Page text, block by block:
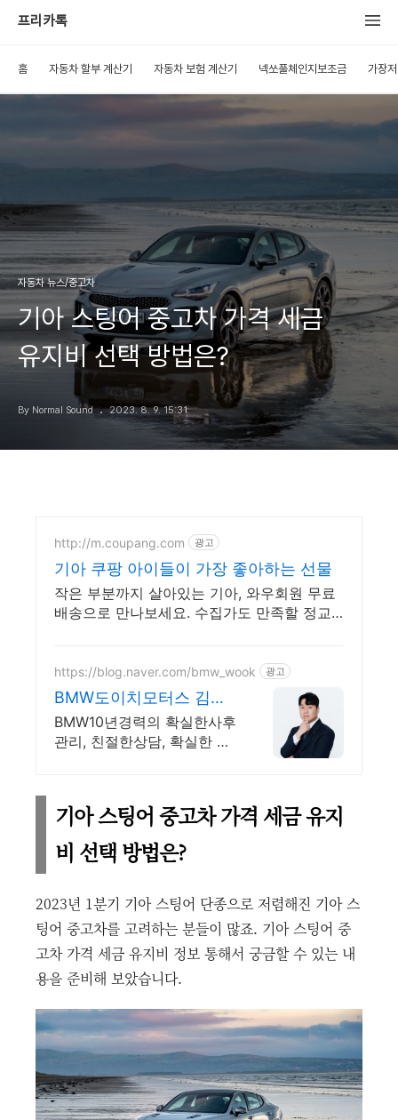
프리카톡
홈 자동차 할부 계산기 자동차 보험 계산기 넥쏘풀체인지보조금 가장
자동차 뉴스/중고차
기아 스팅어 중고차 가격 세금
유지비 선택 방법은?
By Normal Sound 2023. 8. 9. 15:31
http://m.coupang.com 광고
기아 쿠팡 아이들이 가장 좋아하는 선물
작은 부분까지 살아있는 기아, 와우회원 무료
배송으로 만나보세요. 수집가도 만족할 정교
https://blog.naver.com/bmw_wook 광고
BMW도이치모터스 김재
욱팀장
BMW10년경력의 확실한사후
관리, 친절한상담, 확실한 서
기아 스팅어 중고차 가격 세금 유지
비 선택 방법은?
2023년 1분기 기아 스팅어 단종으로 저렴해진 기아 스
팅어 중고차를 고려하는 분들이 많죠. 기아 스팅어 중
고차 가격 세금 유지비 정보 통해서 궁금할 수 있는 내
용을 준비해 보았습니다.